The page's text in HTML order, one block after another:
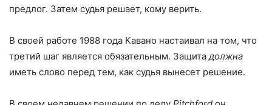
предлог. Затем судья решает, кому верить.
В своей работе 1988 года Кавано настаивал на том, что
третий шаг является обязательным. Защитадолжна
иметь слово перед тем, как судья вынесет решение.